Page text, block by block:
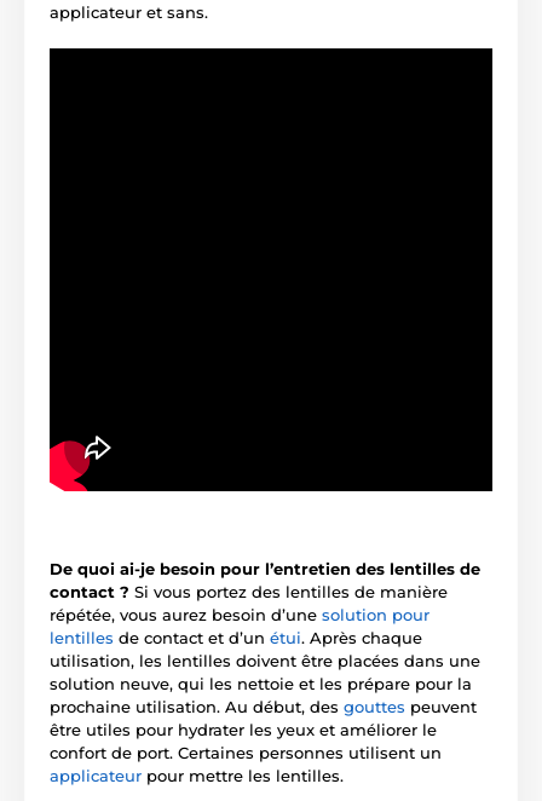
applicateur et sans.
De quoi ai-je besoin pour l’entretien des lentilles de
contact ? Si vous portez des lentilles de manière
répétée, vous aurez besoin d’une solution pour
lentilles de contact et d’un étui. Après chaque
utilisation, les lentilles doivent être placées dans une
solution neuve, qui les nettoie et les prépare pour la
prochaine utilisation. Au début, des gouttes peuvent
être utiles pour hydrater les yeux et améliorer le
confort de port. Certaines personnes utilisent un
applicateur pour mettre les lentilles.